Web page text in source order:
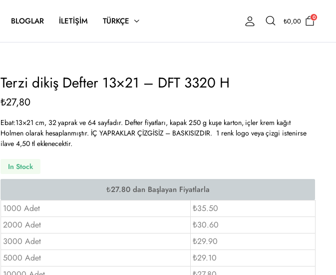
BLOGLAR İLETIŞIM TÜRKÇE ₺0,00 0
Terzi dikiş Defter 13×21 – DFT 3320 H
₺27,80
Ebat:13×21 cm, 32 yaprak ve 64 sayfadır. Defter fiyatları, kapak 250 g kuşe karton, içler krem kağıt
Holmen olarak hesaplanmıştır. İÇ YAPRAKLAR ÇİZGİSİZ – BASKISIZDIR. 1 renk logo veya çizgi istenirse
ilave 4,50 tl eklenecektir.
In Stock
1000 Adet
₺35.50
2000 Adet
₺30.60
3000 Adet
₺29.90
5000 Adet
₺29.10